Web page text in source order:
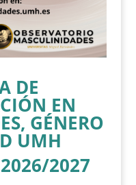
DE
EN
GÉNERO
UMH
2027